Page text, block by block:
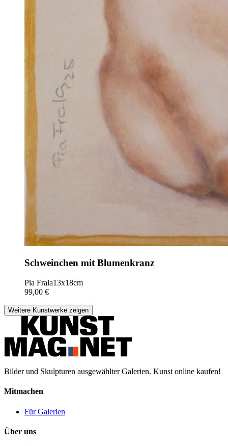
Schweinchen mit Blumenkranz
Pia Frala13x18cm
99,00 €
Weitere Kunstwerke zeigen
Bilder und Skulpturen ausgewählter Galerien. Kunst online kaufen!
Mitmachen
Für Galerien
Über uns